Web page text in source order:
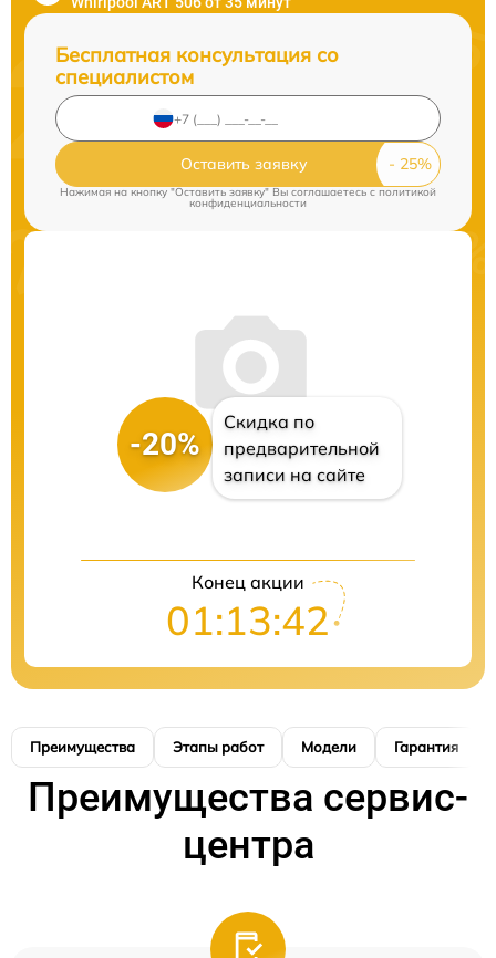
Бесплатная консультация со
специалистом
Оставить заявку
Нажимая на кнопку "Оставить заявку" Вы соглашаетесь c политикой
конфиденциальности
-20%
Скидка по
предварительной
записи на сайте
Конец акции
01:13:41
Преимущества Этапы работ Модели Гарантия
Преимущества сервис-
центра